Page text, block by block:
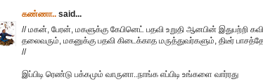
கண்ணா.. said...
// மகன், பேரன், மகளுக்கு கேபினெட் பதவி உறுதி ஆனபின் இதுபற்றி
தலைவரும், மகனுக்கு பதவி கிடைக்காத மருத்துவர்களும், திடீர்
//
இப்பிடி ரெண்டு பக்கமும் வாருனா..நாங்க எப்பிடி உங்களை வார்ரது